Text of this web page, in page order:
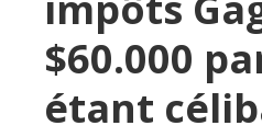
$60.000
étant